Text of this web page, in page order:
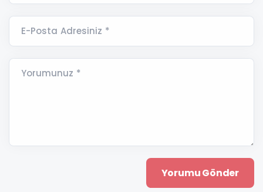
E-Posta Adresiniz *
Yorumunuz *